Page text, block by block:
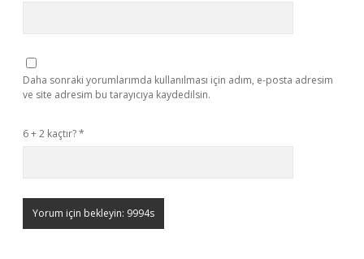
Daha sonraki yorumlarımda kullanılması için adım, e-posta adresim
ve site adresim bu tarayıcıya kaydedilsin.
6 + 2 kaçtır?*